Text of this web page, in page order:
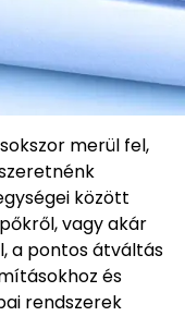
merül fel,
között
vagy akár
a pontos átváltás
és
rendszerek